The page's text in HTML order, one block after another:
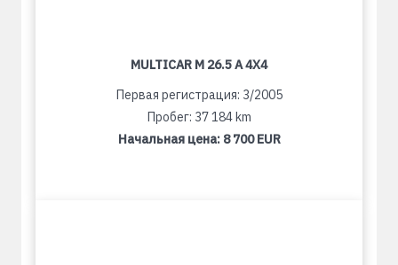
MULTICAR M 26.5 A 4X4
Первая регистрация: 3/2005
Пробег: 37 184 km
Начальная цена: 8 700 EUR